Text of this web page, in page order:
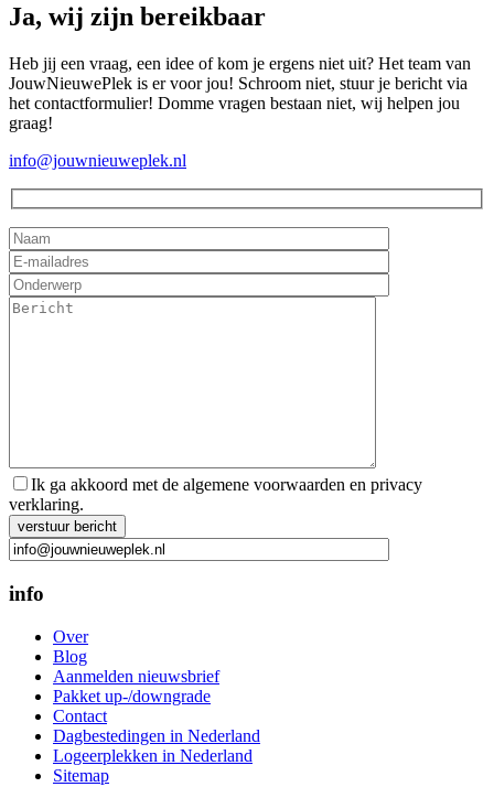
Ja, wij zijn bereikbaar
Heb jij een vraag, een idee of kom je ergens niet uit? Het team van
JouwNieuwePlek is er voor jou! Schroom niet, stuur je bericht via
het contactformulier! Domme vragen bestaan niet, wij helpen jou
graag!
info@jouwnieuweplek.nl
Ik ga akkoord met de algemene voorwaarden en privacy
verklaring.
Gelieve dit veld leeg te laten.
info
Over
Blog
Aanmelden nieuwsbrief
Pakket up-/downgrade
Contact
Dagbestedingen in Nederland
Logeerplekken in Nederland
Sitemap